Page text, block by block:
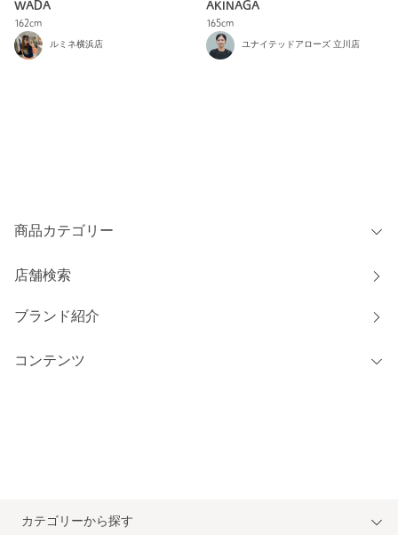
WADA
162cm
ルミネ横浜店
AKINAGA
165cm
ユナイテッドアローズ 立川店
商品カテゴリー
店舗検索
ブランド紹介
コンテンツ
カテゴリーから探す